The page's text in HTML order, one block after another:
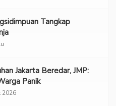
Tangkap
Jakarta Beredar, JMP:
Panik
2026